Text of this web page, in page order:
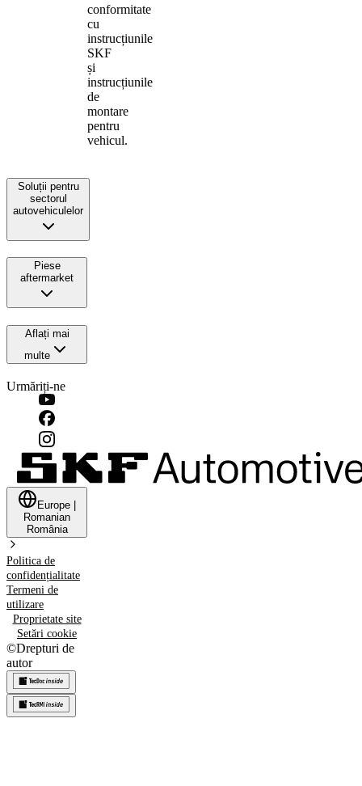
conformitate
cu
instrucțiunile
SKF
și
instrucțiunile
de
montare
pentru
vehicul.
Soluții pentru
sectorul
autovehiculelor
Piese
aftermarket
Aflați mai
multe
Urmăriți-ne
Europe
Romanian
România
Politica de
confidențialitate
Termeni de
utilizare
Proprietate site
Setări cookie
©Drepturi de
autor